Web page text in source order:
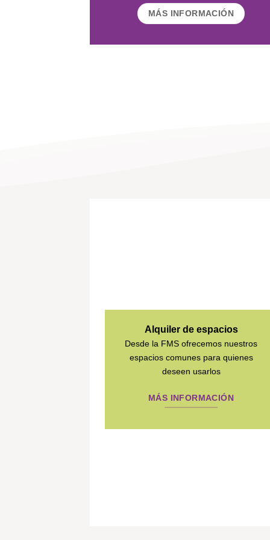
MÁS INFORMACIÓN
Alquiler de espacios
Desde la FMS ofrecemos nuestros
espacios comunes para quienes
deseen usarlos
MÁS INFORMACIÓN